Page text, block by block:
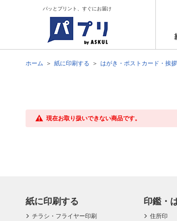
パッとプリント、すぐにお届け
ホーム 紙に印刷する はがき・ポストカード・挨
現在お取り扱いできない商品です。
紙に印刷する
チラシ・フライヤー印刷
印鑑・
住所印